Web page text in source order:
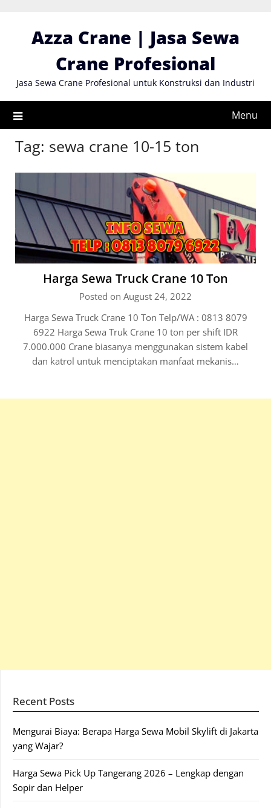
contentAzza Crane | Jasa Sewa
Crane Profesional
Jasa Sewa Crane Profesional untuk Konstruksi dan Industri
Menu
Tag: sewa crane 10-15 ton
Harga Sewa Truck Crane 10 Ton
Posted on August 24, 2022
Harga Sewa Truck Crane 10 Ton Telp/WA : 0813 8079
6922 Harga Sewa Truk Crane 10 ton per shift IDR
7.000.000 Crane biasanya menggunakan sistem kabel
dan katrol untuk menciptakan manfaat mekanis…
Recent Posts
Mengurai Biaya: Berapa Harga Sewa Mobil Skylift di Jakarta
yang Wajar?
Harga Sewa Pick Up Tangerang 2026 – Lengkap dengan
Sopir dan Helper